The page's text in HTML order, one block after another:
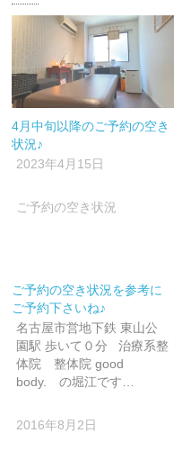
有
(新
ン
ド
ウ
で
開
き
ま
す)
ッ
ク
し
く
だ
さ
い
(新
し
い
ン
ド
開
き
(新
し
い
ウ
ィ
ン
ド
ウ
で
開
き
4月中旬以降のご予約の空き
状況♪
2023年4月15日
ご予約の空き状況
ご予約の空き状況を参考に
ご予約下さいね♪
名古屋市営地下鉄 東山公
園駅 歩いて０分 治療系整
体院 整体院 good
body. の堀江です…
2016年8月2日